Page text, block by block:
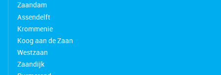
are also easily accessible.
Good to know:
• Charming home with a beautiful backyard
• Pleasant natural light
• 8 solar panels installed in 2024
Zaandam
Assendelft
Krommenie
Koog aan de Zaan
Westzaan
Zaandijk